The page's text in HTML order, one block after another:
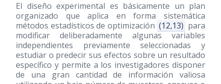
El diseño experimental es básicamente un plan
organizado que aplica en forma sistemática
métodos estadísticos de optimización (12,13) para
modificar deliberadamente algunas variables
independientes previamente seleccionadas y
estudiar o predecir sus efectos sobre un resultado
específico y permite a los investigadores disponer
de una gran cantidad de información valiosa